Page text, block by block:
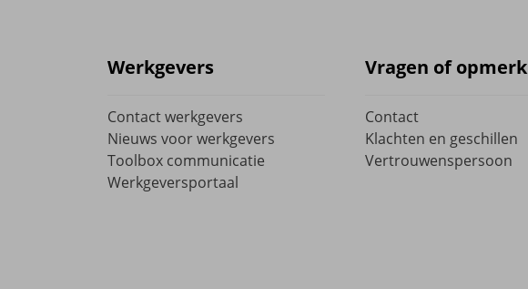
Werkgevers
Contact werkgevers
Nieuws voor werkgevers
Toolbox communicatie
Werkgeversportaal
Vragen of
Contact
Klachten en geschillen
Vertrouwenspersoon